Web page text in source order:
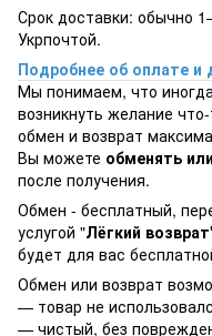
Срок доставки: обычно
Укрпочтой.
Подробнее об оплате и
Мы понимаем, что
возникнуть желание
обмен и возврат
Вы можете обменять
после получения.
Обмен - бесплатный,
услугой "Лёгкий
будет для вас
Обмен или возврат
— товар не
— чистый, без